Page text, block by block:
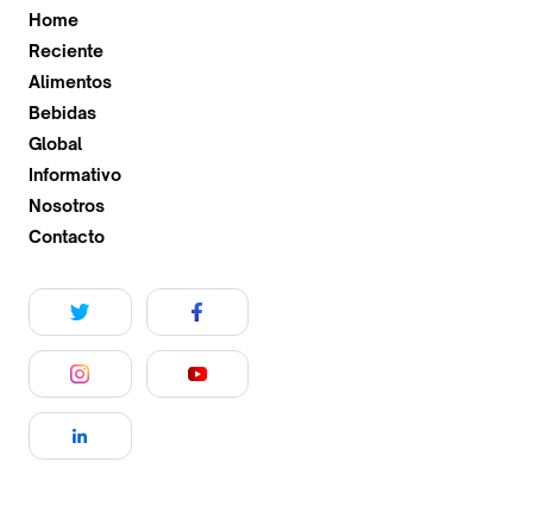
Home
Reciente
Alimentos
Bebidas
Global
Informativo
Nosotros
Contacto